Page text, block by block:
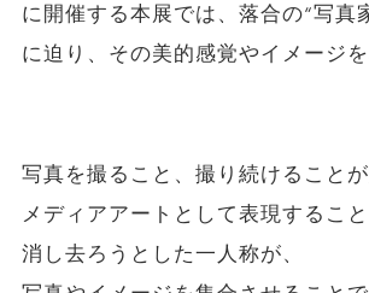
に開催する本展では、落合の“写真
に迫り、その美的感覚やイメージを
写真を撮ること、撮り続けることが
メディアアートとして表現するこ
消し去ろうとした一人称が、